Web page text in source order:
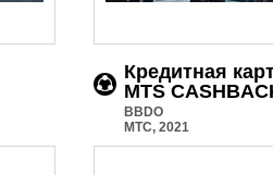
Кредитная
MTS
BBDO
МТС, 2021